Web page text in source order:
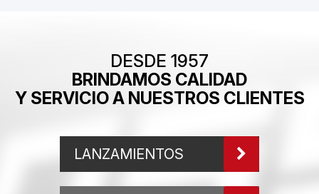
DESDE 1957
BRINDAMOS CALIDAD
Y SERVICIO A NUESTROS CLIENTES
LANZAMIENTOS